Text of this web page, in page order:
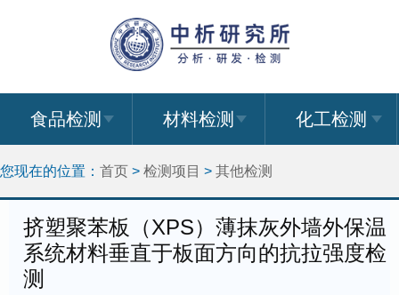
食品检测 材料检测 化工检测
您现在的位置： 首页 > 检测项目 > 其他检测
挤塑聚苯板（XPS）薄抹灰外墙外保温
系统材料垂直于板面方向的抗拉强度检
测